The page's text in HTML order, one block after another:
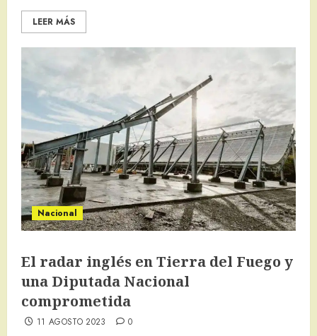
LEER MÁS
Nacional
El radar inglés en Tierra del Fuego y
una Diputada Nacional
comprometida
11 AGOSTO 2023 0